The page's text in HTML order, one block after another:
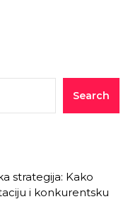
Search
strategija: Kako
i konkurentsku